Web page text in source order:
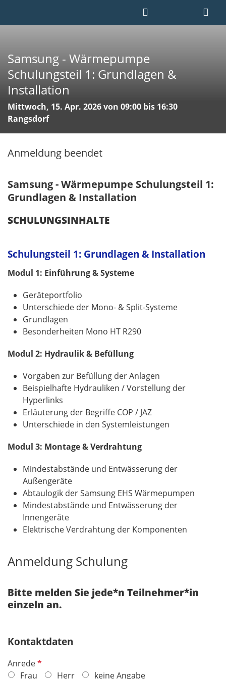
Samsung - Wärmepumpe
Schulungsteil 1: Grundlagen &
Installation
Mittwoch, 15. Apr. 2026 von 09:00 bis 16:30
Rangsdorf
Anmeldung beendet
Samsung - Wärmepumpe Schulungsteil 1:
Grundlagen & Installation
SCHULUNGSINHALTE
Schulungsteil 1: Grundlagen & Installation
Modul 1: Einführung & Systeme
Geräteportfolio
Unterschiede der Mono- & Split-Systeme
Grundlagen
Besonderheiten Mono HT R290
Modul 2: Hydraulik & Befüllung
Vorgaben zur Befüllung der Anlagen
Beispielhafte Hydrauliken / Vorstellung der
Hyperlinks
Erläuterung der Begriffe COP / JAZ
Unterschiede in den Systemleistungen
Modul 3: Montage & Verdrahtung
Mindestabstände und Entwässerung der
Außengeräte
Abtaulogik der Samsung EHS Wärmepumpen
Mindestabstände und Entwässerung der
Innengeräte
Elektrische Verdrahtung der Komponenten
Anmeldung Schulung
Bitte melden Sie jede*n Teilnehmer*in
einzeln an.
Kontaktdaten
AnredeP
f
Frau Herr keine Angabe